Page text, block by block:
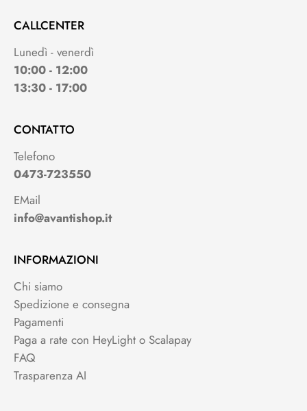
CALLCENTER
Lunedì - venerdì
10:00 - 12:00
13:30 - 17:00
CONTATTO
Telefono
0473-723550
EMail
info@avantishop.it
INFORMAZIONI
Chi siamo
Spedizione e consegna
Pagamenti
Paga a rate con HeyLight o Scalapay
FAQ
Trasparenza AI